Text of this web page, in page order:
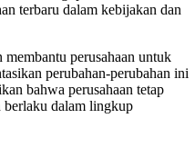
terbaru dalam kebijakan dan
perusahaan untuk
perubahan-perubahan ini
bahwa perusahaan tetap
berlaku dalam lingkup